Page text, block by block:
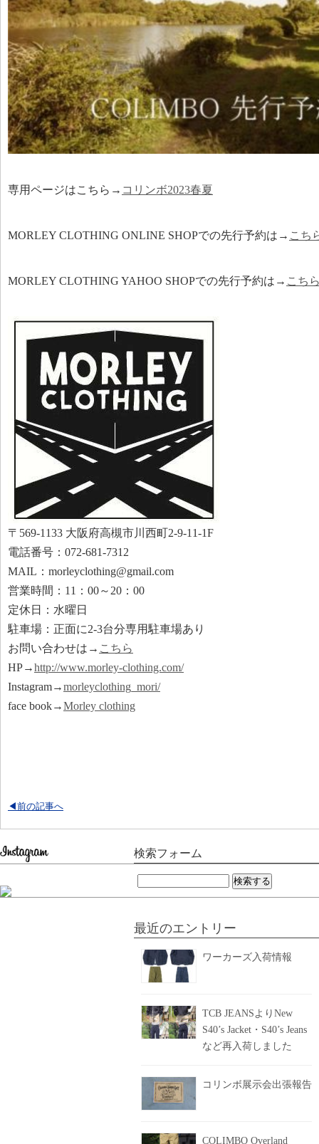
専用ページはこちら→ コリンボ2023春夏
MORLEY CLOTHING ONLINE SHOPでの先行予約は→ こち
MORLEY CLOTHING YAHOO SHOPでの先行予約は→ こち
〒569-1133 大阪府高槻市川西町2-9-11-1F
電話番号：072-681-7312
MAIL：morleyclothing@gmail.com
営業時間：11：00～20：00
定休日：水曜日
駐車場：正面に2-3台分専用駐車場あり
お問い合わせは→ こちら
HP→http://www.morley-clothing.com/
Instagram→morleyclothing_mori/
face book→Morley clothing
◀前の記事へ
検索フォーム
索:
最近のエントリー
ワーカーズ入荷情報
TCB JEANSよりNew
S40’s Jacket・S40’s Jeans
など再入荷しました
コリンボ展示会出張報告
COLIMBO Overland